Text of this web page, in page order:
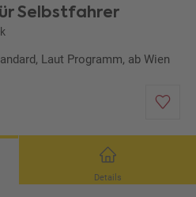
Selbstfahrer
Laut Programm, ab Wien
Details